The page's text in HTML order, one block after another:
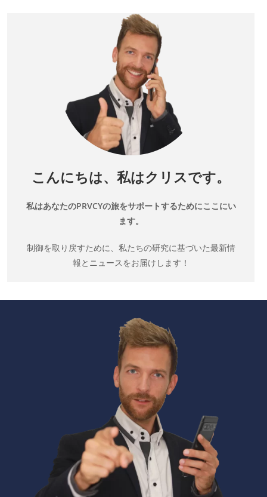
こんにちは、私はクリスです。
私はあなたのPRVCYの旅をサポートするためにここにい
ます。
制御を取り戻すために、私たちの研究に基づいた最新情
報とニュースをお届けします！